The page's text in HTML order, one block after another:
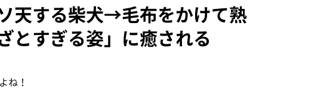
天する柴犬→毛布をかけて熟
すぎる姿」に癒される
ね！